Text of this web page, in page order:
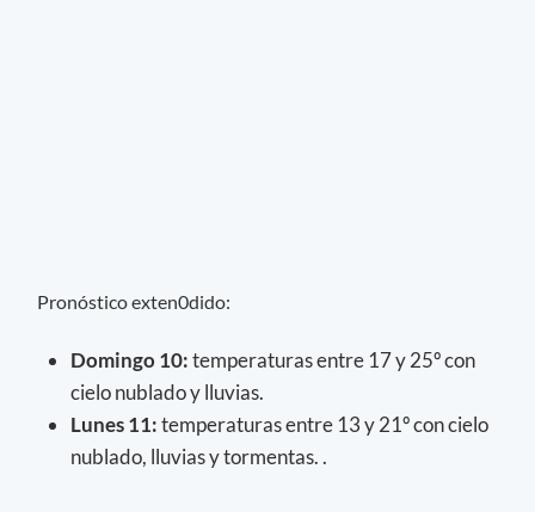
Pronóstico exten0dido:
Domingo 10:temperaturas entre 17 y 25º con
cielo nublado y lluvias.
Lunes 11:temperaturas entre 13 y 21º con cielo
nublado, lluvias y tormentas. .